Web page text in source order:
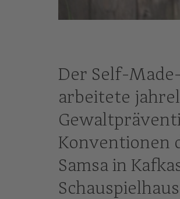
Der Self-
arbeitete
Konventionen
Samsa in